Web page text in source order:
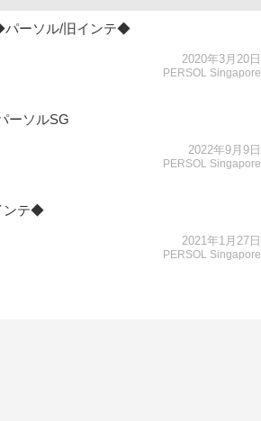
パーソル/旧インテ◆
2020年3月20日
PERSOL Singapore
ーソルSG
2022年9月9日
PERSOL Singapore
ンテ◆
2021年1月27日
PERSOL Singapore